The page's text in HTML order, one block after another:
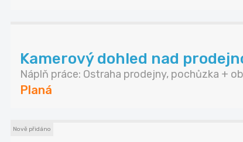
Kamerový dohled nad
Náplň práce: Ostraha prodejny, pochůzka +
Planá
Nově přidáno